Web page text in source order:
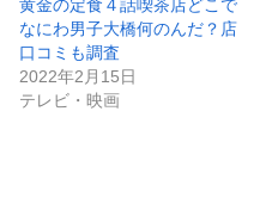
黄金の定食４話喫茶店どこで
なにわ男子大橋何のんだ？店
口コミも調査
2022年2月15日
テレビ・映画